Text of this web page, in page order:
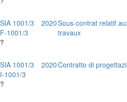
SIA 1001/3
F-1001/3
?
2020Sous-contrat relatif
travaux
SIA 1001/3
I-1001/3
?
2020Contratto di